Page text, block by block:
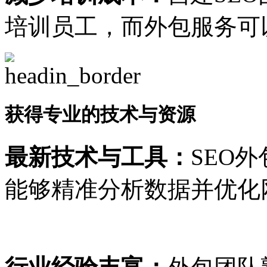
培训员工，而外包服务
获得专业的技术与资源
最新技术与工具： SEO
能够精准分析数据并优化